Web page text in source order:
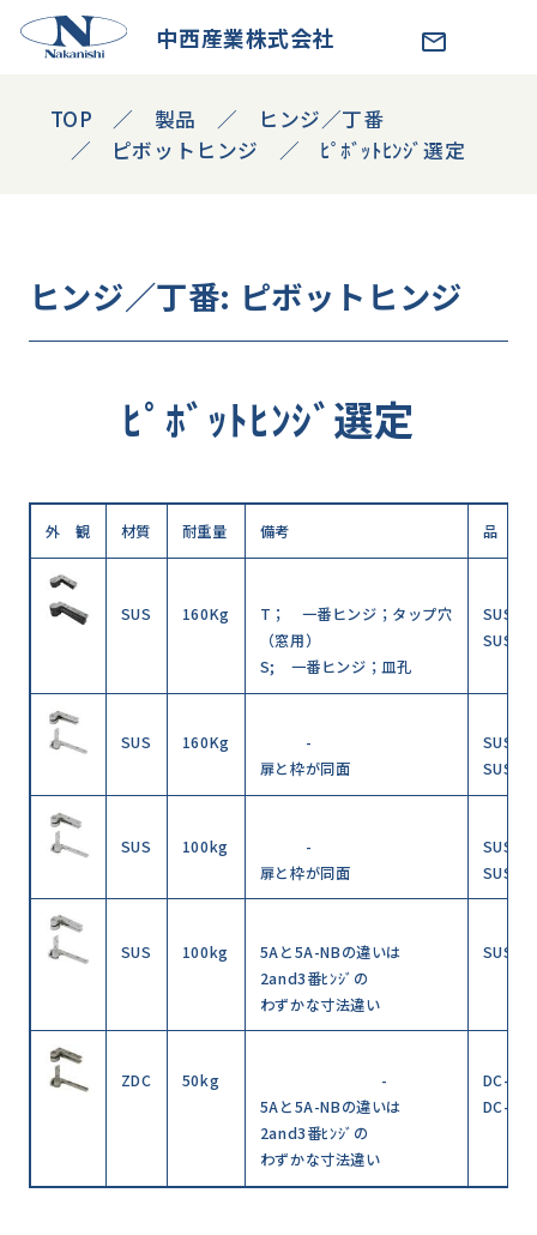
中西産業株式会社
TOP 製品
ヒンジ／丁番
ピボットヒンジ
ﾋﾟﾎﾞｯﾄﾋﾝｼﾞ選定
ヒンジ／丁番: ピボットヒンジ
ﾋﾟﾎﾞｯﾄﾋﾝｼﾞ選定
外 観 材質 耐重量 備考 品 番
SUS 160Kg
T； 一番ヒンジ；タップ穴
（窓用）
S; 一番ヒンジ；皿孔
SUS-
SUS-
SUS 160Kg
-
扉と枠が同面
SUS-
SUS-
SUS 100kg
-
扉と枠が同面
SUS-
SUS-
SUS 100kg
5Aと5A-NBの違いは
2and3番ﾋﾝｼﾞの
わずかな寸法違い
SUS-
ZDC 50kg
-
5Aと5A-NBの違いは
2and3番ﾋﾝｼﾞの
わずかな寸法違い
DC-
DC-